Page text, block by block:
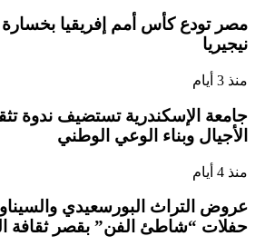
مصر تودع كأس أمم إفريقيا بخسارة
نيجيريا
منذ 3 أيام
جامعة الإسكندرية تستضيف ندوة
الأجيال وبناء الوعي الوطني
منذ 4 أيام
عروض التراث البورسعيدي
حفلات “شاطئ الفن” بقصر ثقافة